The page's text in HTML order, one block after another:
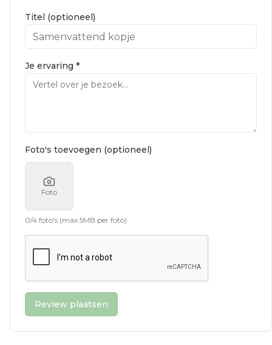
Titel (optioneel)
Je ervaring *
Foto's toevoegen (optioneel)
Foto
0/4 foto's (max 5MB per foto)
Review plaatsen